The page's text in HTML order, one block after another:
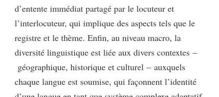
d’entente immédiat partagé par le locuteur et
l’interlocuteur, qui implique des aspects tels que le
registre et le thème. Enfin, au niveau macro, la
diversité linguistique est liée aux divers contextes –
géographique, historique et culturel – auxquels
chaque langue est soumise, qui façonnent l’identité